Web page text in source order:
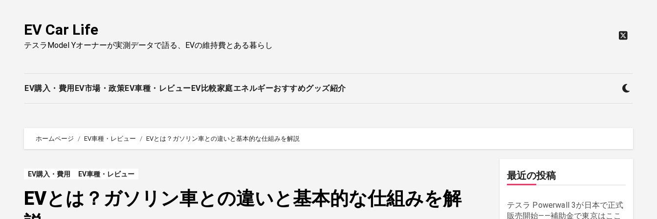
EV Car Life
テスラModel Yオーナーが実測データで語る、EVの維持費とある暮らし
EV購入・費用 EV市場・政策EV車種・レビューEV比較家庭エネルギーおすすめグッズ紹介
ホームページ EV車種・レビュー EVとは？ガソリン車との違いと基本的な仕組みを解説
EV購入・費用 EV車種・レビュー
EVとは？ガソリン車との違いと基本的な仕組みを解
最近の投稿
テスラ Powerwall 3が日本で正式
販売開始——補助金で東京はここ